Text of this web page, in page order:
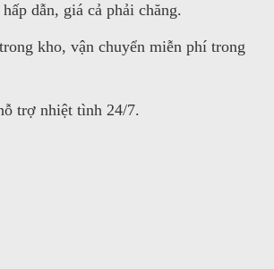
dẫn, giá cả phải chăng.
kho, vận chuyển miễn phí trong
trợ nhiệt tình 24/7.